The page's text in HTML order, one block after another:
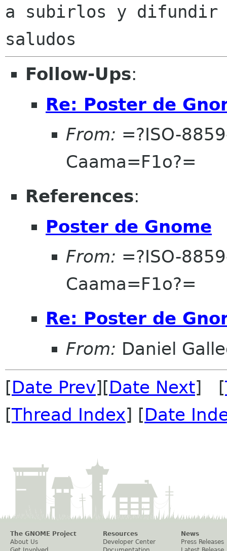
a subirlos y
Follow-Ups:
Re: Poster de
From: =?ISO-
Caama=F1o?=
References:
Poster de Gnome
From: =?ISO-
Caama=F1o?=
Re: Poster de
From: Daniel
[Date Prev][Date Next] [
[Thread Index] [Date
The GNOME Project
About Us
Resources
Developer Center
News
Press Releases